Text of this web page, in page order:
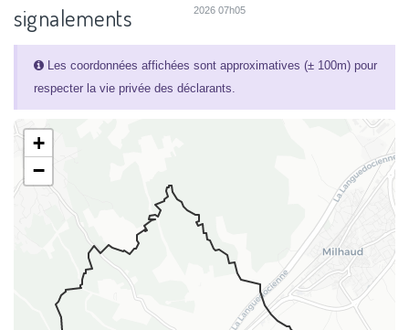
signalements
2026 07h05
Les coordonnées affichées sont approximatives (± 100m) pour
respecter la vie privée des déclarants.
+
−